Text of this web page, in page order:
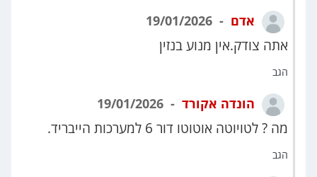
אדם
אתה צודק.אין מנוע בנזין
הגב
הונדה אקורד
מה ? לטויוטה אוטוטו דור 6 למערכות הייבריד.
הגב